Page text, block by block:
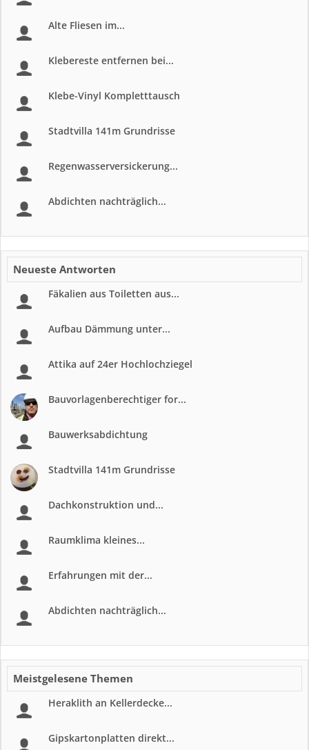
Alte Fliesen im...
Klebereste entfernen bei...
Klebe-Vinyl Kompletttausch
Stadtvilla 141m Grundrisse
Regenwasserversickerung...
Abdichten nachträglich...
Neueste Antworten
Fäkalien aus Toiletten aus...
Aufbau Dämmung unter...
Attika auf 24er Hochlochziegel
Bauvorlagenberechtiger for...
Bauwerksabdichtung
Stadtvilla 141m Grundrisse
Dachkonstruktion und...
Raumklima kleines...
Erfahrungen mit der...
Abdichten nachträglich...
Meistgelesene Themen
Heraklith an Kellerdecke...
Gipskartonplatten direkt...